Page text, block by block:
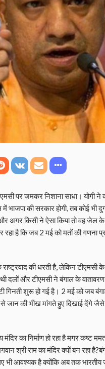
पर जमकर निशाना साधा। योगी ने
भाजपा की सरकार होगी, तब कोई भी
अगर किसी ने ऐसा किया तो वह जेल
है कि जब 2 मई को मतों की गणना
की धरती है, लेकिन टीएमसी
दलों और टीएमसी ने बंगाल के
शुरू हो गई है। 2 मई को जब
से जान की भीख मांगते हुए दिखाई देंगे
का निर्माण हो रहा है मगर कष्ट
श्री राम का मंदिर क्यों बन रहा
भी आवश्यक है क्योंकि अब तक भारतीय